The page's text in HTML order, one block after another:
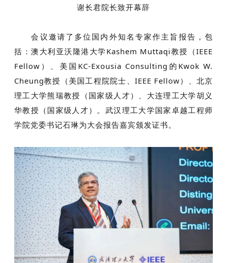
谢长君院长致开幕辞
会议邀请了多位国内外知名专家作主旨报告，包
括：澳大利亚沃隆港大学Kashem Muttaqi教授（IEEE
Fellow ）、美国KC-Exousia Consulting的Kwok W.
Cheung教授（美国工程院院士、IEEE Fellow）、北京
理工大学熊瑞教授（国家级人才）、大连理工大学胡义
华教授（国家级人才）。武汉理工大学国家卓越工程师
学院党委书记石琳为大会报告嘉宾颁发证书。